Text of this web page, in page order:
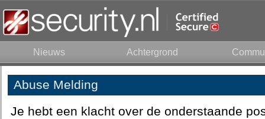
Nieuws Achtergrond
Abuse Melding
Je hebt een klacht over de onderstaande